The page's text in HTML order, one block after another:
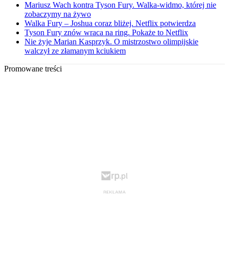
Mariusz Wach kontra Tyson Fury. Walka-widmo, której nie
zobaczymy na żywo
Walka Fury – Joshua coraz bliżej. Netflix potwierdza
Tyson Fury znów wraca na ring. Pokaże to Netflix
Nie żyje Marian Kasprzyk. O mistrzostwo olimpijskie
walczył ze złamanym kciukiem
Promowane treści